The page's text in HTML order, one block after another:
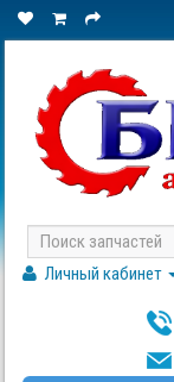
Личный кабинет